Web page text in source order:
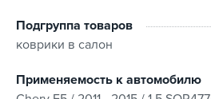
Подгруппа товаров
коврики в салон
Применяемость к автомобилю